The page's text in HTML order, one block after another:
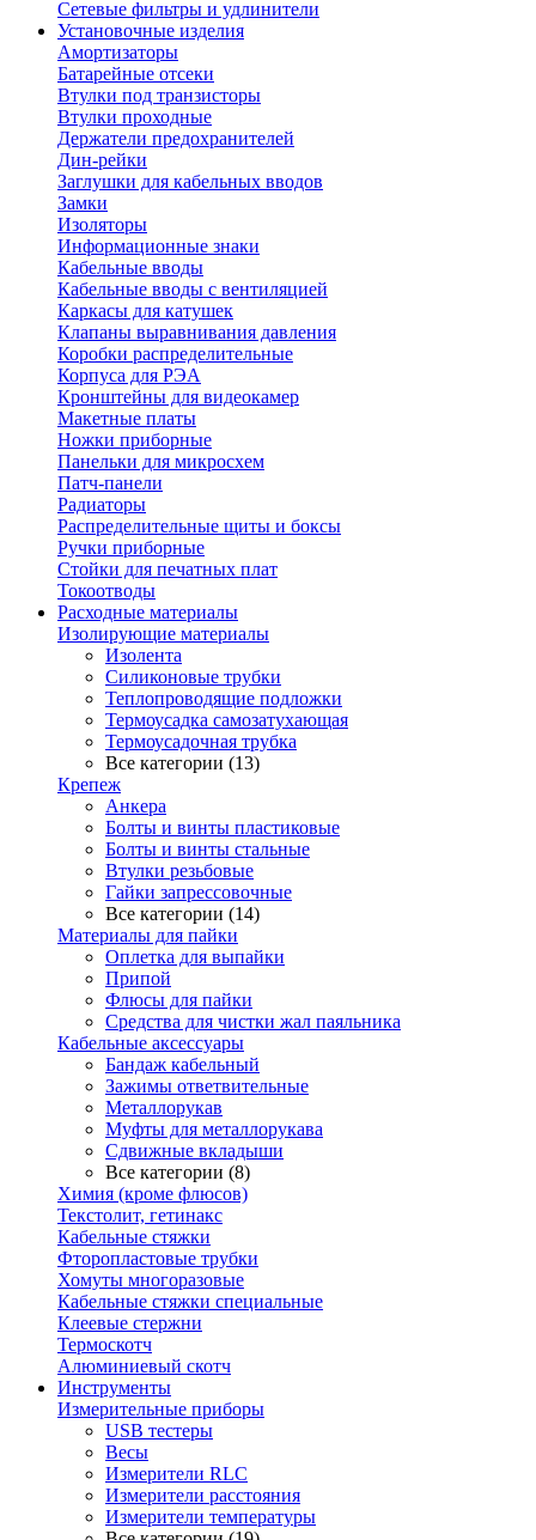
Сетевые фильтры и удлинители
Установочные изделия
Амортизаторы
Батарейные отсеки
Втулки под транзисторы
Втулки проходные
Держатели предохранителей
Дин-рейки
Заглушки для кабельных вводов
Замки
Изоляторы
Информационные знаки
Кабельные вводы
Кабельные вводы с вентиляцией
Каркасы для катушек
Клапаны выравнивания давления
Коробки распределительные
Корпуса для РЭА
Кронштейны для видеокамер
Макетные платы
Ножки приборные
Панельки для микросхем
Патч-панели
Радиаторы
Распределительные щиты и боксы
Ручки приборные
Стойки для печатных плат
Токоотводы
Расходные материалы
Изолирующие материалы
Изолента
Силиконовые трубки
Теплопроводящие подложки
Термоусадка самозатухающая
Термоусадочная трубка
Все категории (13)
Крепеж
Анкера
Болты и винты пластиковые
Болты и винты стальные
Втулки резьбовые
Гайки запрессовочные
Все категории (14)
Материалы для пайки
Оплетка для выпайки
Припой
Флюсы для пайки
Средства для чистки жал паяльника
Кабельные аксессуары
Бандаж кабельный
Зажимы ответвительные
Металлорукав
Муфты для металлорукава
Сдвижные вкладыши
Все категории (8)
Химия (кроме флюсов)
Текстолит, гетинакс
Кабельные стяжки
Фторопластовые трубки
Хомуты многоразовые
Кабельные стяжки специальные
Клеевые стержни
Термоскотч
Алюминиевый скотч
Инструменты
Измерительные приборы
USB тестеры
Весы
Измерители RLC
Измерители расстояния
Измерители температуры